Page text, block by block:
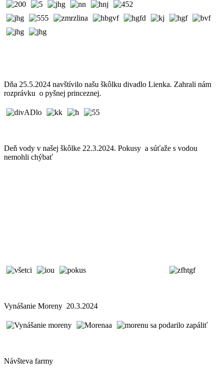
Dňa 25.5.2024 navštívilo našu škôlku divadlo Lienka. Zahrali nám
rozprávku o pyšnej princeznej.
Deň vody v našej škôlke 22.3.2024. Pokusy a súťaže s vodou
nemohli chýbať
Vynášanie Moreny 20.3.2024
Návšteva farmy